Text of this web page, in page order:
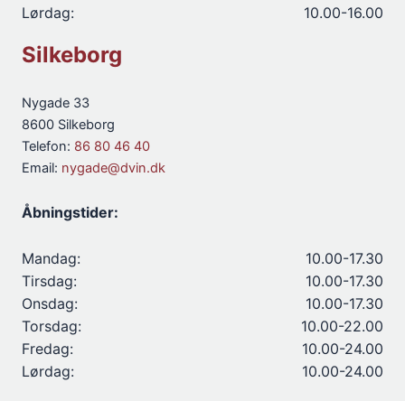
Lørdag:
10.00-16.00
Silkeborg
Nygade 33
8600 Silkeborg
Telefon: 86 80 46 40
Email: nygade@dvin.dk
Åbningstider:
Mandag:
10.00-17.30
Tirsdag:
10.00-17.30
Onsdag:
10.00-17.30
Torsdag:
10.00-22.00
Fredag:
10.00-24.00
Lørdag:
10.00-24.00